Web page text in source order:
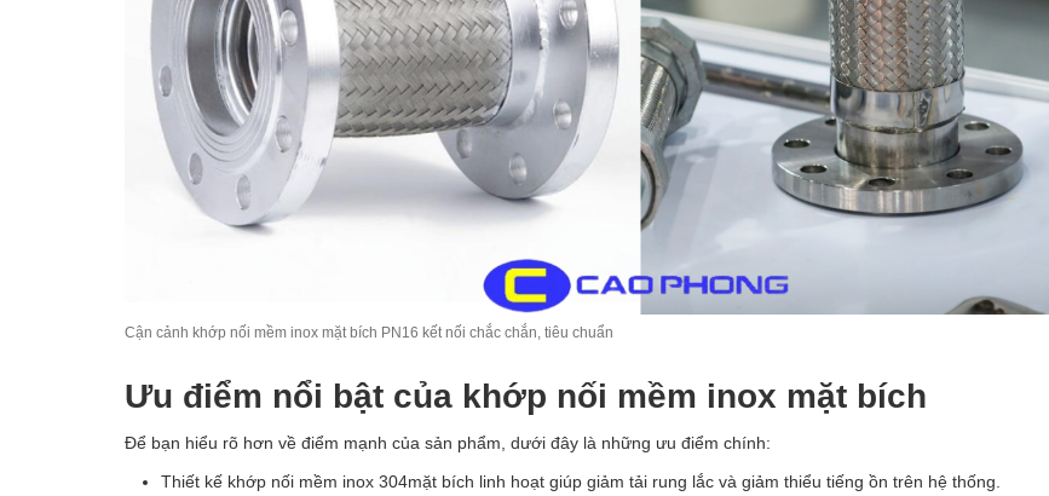
Cận cảnh khớp nối mềm inox mặt bích PN16 kết nối chắc chắn, tiêu chuẩn
Ưu điểm nổi bật của khớp nối mềm inox mặt bích
Để bạn hiểu rõ hơn về điểm mạnh của sản phẩm, dưới đây là những ưu điểm chính:
Thiết kế khớp nối mềm inox 304mặt bích linh hoạt giúp giảm tải rung lắc và giảm thiểu tiếng ồn trên hệ thống.